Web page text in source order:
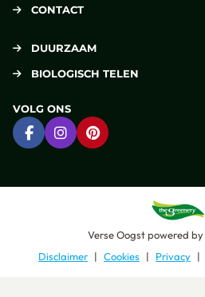
CONTACT
DUURZAAM
BIOLOGISCH TELEN
VOLG ONS
Ga naar Facebook
Ga naar Instagram
Ga naar Pinterest
Verse Oogstpowered by
Disclaimer
Cookies Privacy